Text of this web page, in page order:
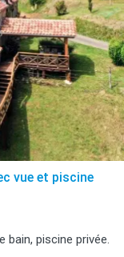
vue et piscine
bain, piscine privée.